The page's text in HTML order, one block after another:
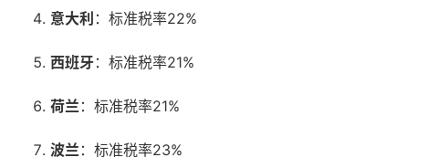
意大利 ：标准税率22%
西班牙 ：标准税率21%
荷兰 ：标准税率21%
波兰 ：标准税率23%